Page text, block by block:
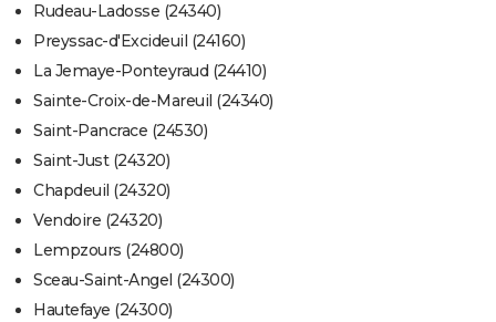
Rudeau-Ladosse (24340)
Preyssac-d'Excideuil (24160)
La Jemaye-Ponteyraud (24410)
Sainte-Croix-de-Mareuil (24340)
Saint-Pancrace (24530)
Saint-Just (24320)
Chapdeuil (24320)
Vendoire (24320)
Lempzours (24800)
Sceau-Saint-Angel (24300)
Hautefaye (24300)